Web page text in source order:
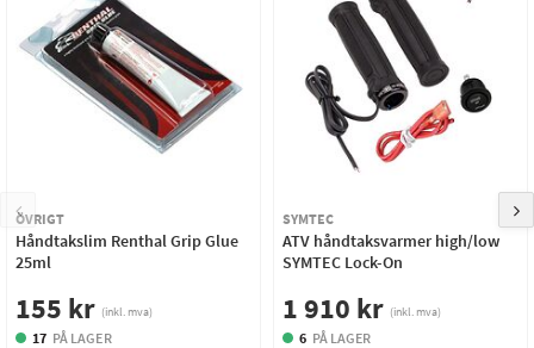
ÖVRIGT
Håndtakslim Renthal Grip Glue
25ml
155 kr (inkl. mva)
17 PÅ LAGER
SYMTEC
ATV håndtaksvarmer high/low
SYMTEC Lock-On
1 910 kr (inkl. mva)
6 PÅ LAGER